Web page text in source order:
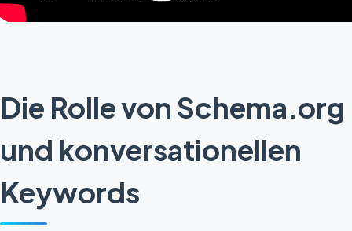
Die Rolle von Schema.org
und konversationellen
Keywords